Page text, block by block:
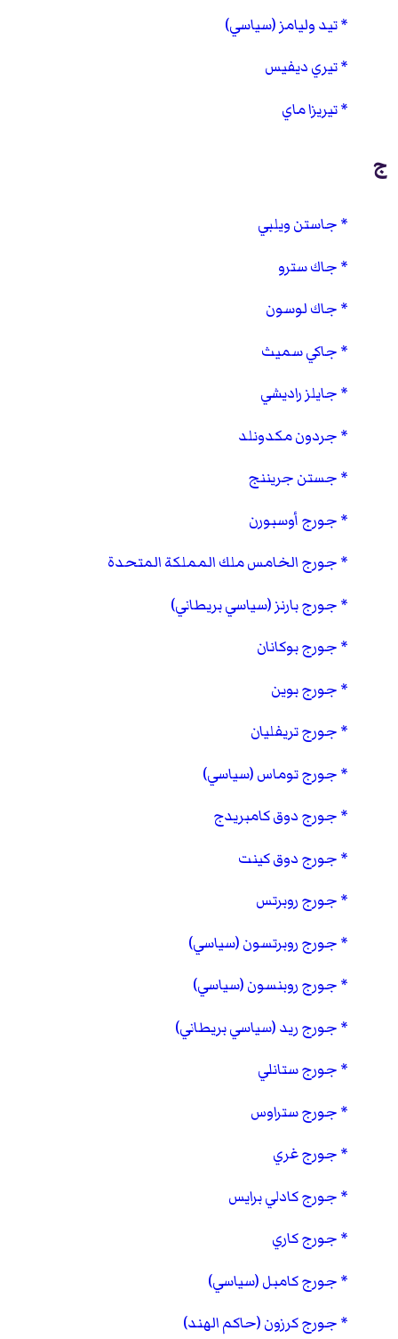
تيد وليامز (سياسي)
تيري ديفيس
تيريزا ماي
ج
جاستن ويلبي
جاك سترو
جاك لوسون
جاكي سميث
جايلز راديشي
جردون مكدونلد
جستن جريننج
جورج أوسبورن
جورج الخامس ملك المملكة المتحدة
جورج بارنز (سياسي بريطاني)
جورج بوكانان
جورج بوين
جورج تريفليان
جورج توماس (سياسي)
جورج دوق كامبريدج
جورج دوق كينت
جورج روبرتس
جورج روبرتسون (سياسي)
جورج روبنسون (سياسي)
جورج ريد (سياسي بريطاني)
جورج ستانلي
جورج ستراوس
جورج غري
جورج كادلي برايس
جورج كاري
جورج كامبل (سياسي)
جورج كرزون (حاكم الهند)